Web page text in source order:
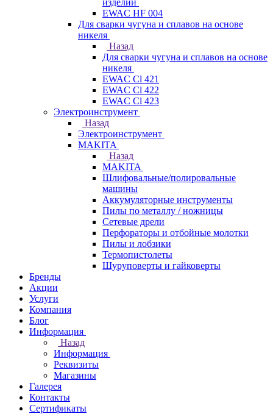
изделий
EWAC HF 004
Для сварки чугуна и сплавов на основе
никеля
Назад
Для сварки чугуна и сплавов на основе
никеля
EWAC Cl 421
EWAC Cl 422
EWAC Cl 423
Электроинструмент
Назад
Электроинструмент
МAKITA
Назад
МAKITA
Шлифовальные/полировальные
машины
Аккумуляторные инструменты
Пилы по металлу / ножницы
Сетевые дрели
Перфораторы и отбойные молотки
Пилы и лобзики
Термопистолеты
Шуруповерты и гайковерты
Бренды
Акции
Услуги
Компания
Блог
Информация
Назад
Информация
Реквизиты
Магазины
Галерея
Контакты
Сертификаты